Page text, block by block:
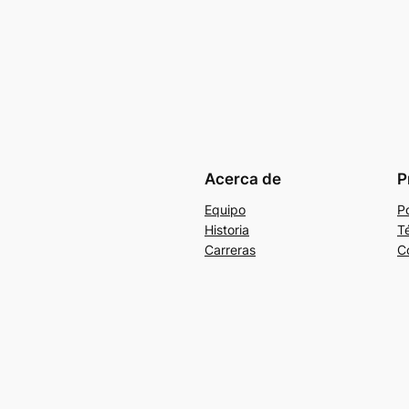
Acerca de
Equipo
Historia
Carreras